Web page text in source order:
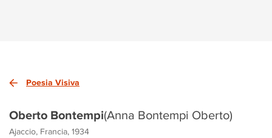
Poesia Visiva
Oberto Bontempi(Anna Bontempi Oberto)
Ajaccio, Francia, 1934